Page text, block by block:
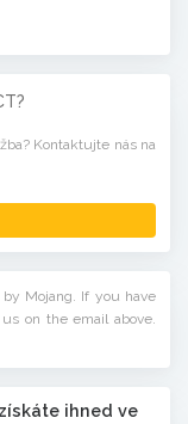
Kontaktujte nás na
Mojang. If you have
on the email above.
ihned ve